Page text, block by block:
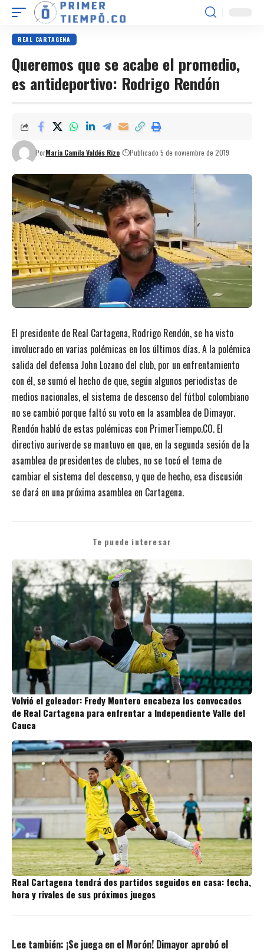
REAL CARTAGENA
Queremos que se acabe el promedio,
es antideportivo: Rodrigo Rendón
PorMaría Camila Valdés Rizo Publicado 5 de noviembre de 2019
El presidente de Real Cartagena, Rodrigo Rendón, se ha visto
involucrado en varias polémicas en los últimos días. A la polémica
salida del defensa John Lozano del club, por un enfrentamiento
con él, se sumó el hecho de que, según algunos periodistas de
medios nacionales, el sistema de descenso del fútbol colombiano
no se cambió porque faltó su voto en la asamblea de Dimayor.
Rendón habló de estas polémicas con PrimerTiempo.CO. El
directivo auriverde se mantuvo en que, en la segunda sesión de la
asamblea de presidentes de clubes, no se tocó el tema de
cambiar el sistema del descenso, y que de hecho, esa discusión
se dará en una próxima asamblea en Cartagena.
Te puede interesar
Volvió el goleador: Fredy Montero encabeza los convocados
de Real Cartagena para enfrentar a Independiente Valle del
Cauca
Real Cartagena tendrá dos partidos seguidos en casa: fecha,
hora y rivales de sus próximos juegos
Lee también: ¡Se juega en el Morón! Dimayor aprobó el